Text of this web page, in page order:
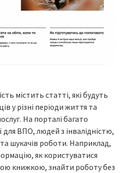
містить статті, які будуть
у різні періоди життя та
На порталі багато
для ВПО, людей з інвалідністю,
шукачів роботи. Наприклад,
як користуватися
книжкою, знайти роботу без